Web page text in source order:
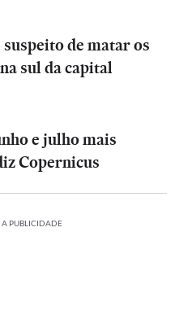
de matar os
sul da capital
e julho mais
Copernicus
PUBLICIDADE